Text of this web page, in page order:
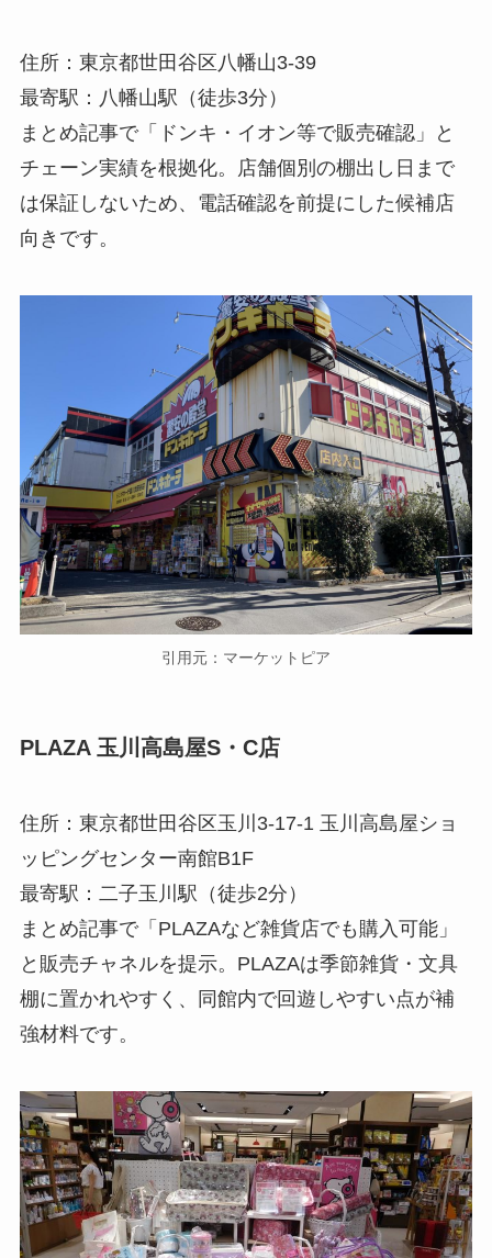
住所：東京都世田谷区八幡山3-39
最寄駅：八幡山駅（徒歩3分）
まとめ記事で「ドンキ・イオン等で販売確認」と
チェーン実績を根拠化。店舗個別の棚出し日まで
は保証しないため、電話確認を前提にした候補店
向きです。
引用元：マーケットピア
PLAZA 玉川高島屋S・C店
住所：東京都世田谷区玉川3-17-1 玉川高島屋ショ
ッピングセンター南館B1F
最寄駅：二子玉川駅（徒歩2分）
まとめ記事で「PLAZAなど雑貨店でも購入可能」
と販売チャネルを提示。PLAZAは季節雑貨・文具
棚に置かれやすく、同館内で回遊しやすい点が補
強材料です。